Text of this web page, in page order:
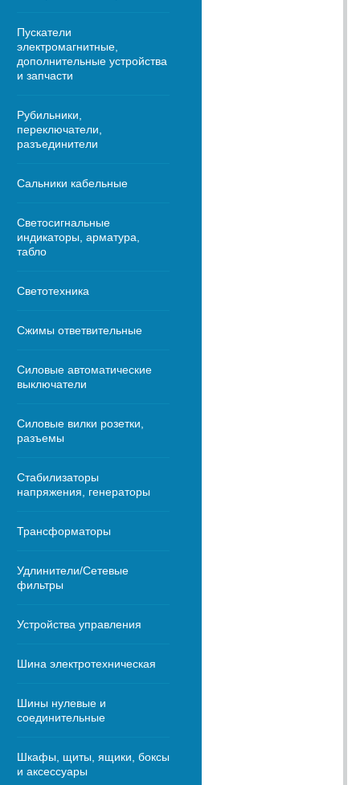
Пускатели
электромагнитные,
дополнительные устройства
и запчасти
Рубильники,
переключатели,
разъединители
Сальники кабельные
Светосигнальные
индикаторы, арматура,
табло
Светотехника
Сжимы ответвительные
Силовые автоматические
выключатели
Силовые вилки розетки,
разъемы
Стабилизаторы
напряжения, генераторы
Трансформаторы
Удлинители/Сетевые
фильтры
Устройства управления
Шина электротехническая
Шины нулевые и
соединительные
Шкафы, щиты, ящики, боксы
и аксессуары